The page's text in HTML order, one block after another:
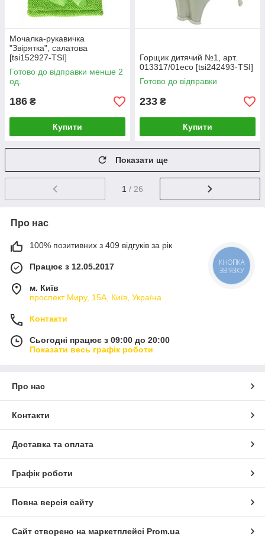
Мочалка-рукавичка
"Звірятка", салатова
[tsi152927-TSI]
Готово до відправки менше 2
од.
186 ₴
Купити
Горщик дитячий №1, арт.
013317/01eco [tsi242493-TSI]
Готово до відправки
233 ₴
Купити
Показати ще
1 / 26
Про нас
100% позитивних з 409 відгуків за рік
Працює з 12.05.2017
м. Київ
проспект Миру, 15А, Київ, Україна
Контакти
Сьогодні працює з 09:00 до 20:00
Показати весь графік роботи
Про нас
Контакти
Доставка та оплата
Графік роботи
Повна версія сайту
Сайт створено на маркетплейсі Prom.ua
КНОПКА
ЗВ'ЯЗКУ